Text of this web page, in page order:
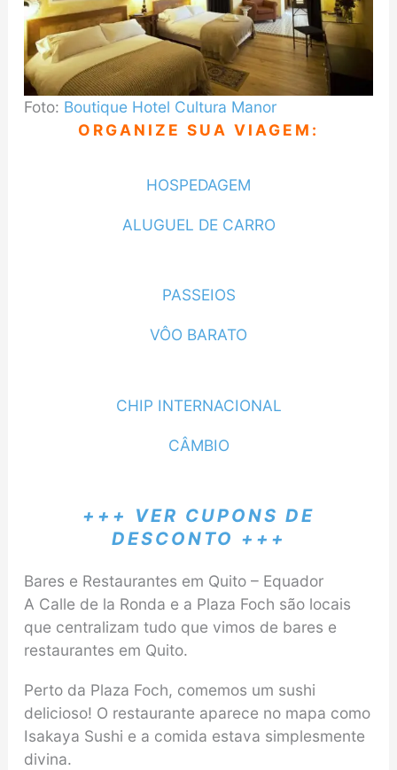
Foto: Boutique Hotel Cultura Manor
ORGANIZE SUA VIAGEM:
HOSPEDAGEM
ALUGUEL DE CARRO
PASSEIOS
VÔO BARATO
CHIP INTERNACIONAL
CÂMBIO
+++ VER CUPONS DE
DESCONTO +++
Bares e Restaurantes em Quito – Equador
A Calle de la Ronda e a Plaza Foch são locais
que centralizam tudo que vimos de bares e
restaurantes em Quito.
Perto da Plaza Foch, comemos um sushi
delicioso! O restaurante aparece no mapa como
Isakaya Sushi e a comida estava simplesmente
divina.